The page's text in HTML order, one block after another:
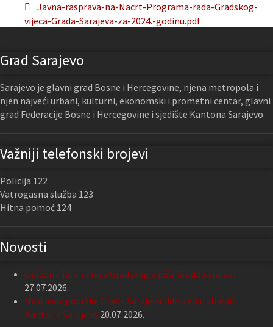
Javna-rasprava-na-Nacrt-Programa-rada-Gradskog-
vijeca-Grada-Sarajeva-za-2024.-godinu.pdf
Grad Sarajevo
Sarajevo je glavni grad Bosne i Hercegovine, njena metropola i
njen najveći urbani, kulturni, ekonomski i prometni centar, glavni
grad Federacije Bosne i Hercegovine i sjedište Kantona Sarajevo.
Važniji telefonski brojevi
Policija 122
Vatrogasna služba 123
Hitna pomoć 124
Novosti
Održana 13. sjednica Gradskog vijeća Grada Sarajeva
27.07.2026.
Nastavak podrške Grada Sarajeva Udruženju slijepih
Kantona Sarajevo 20.07.2026.